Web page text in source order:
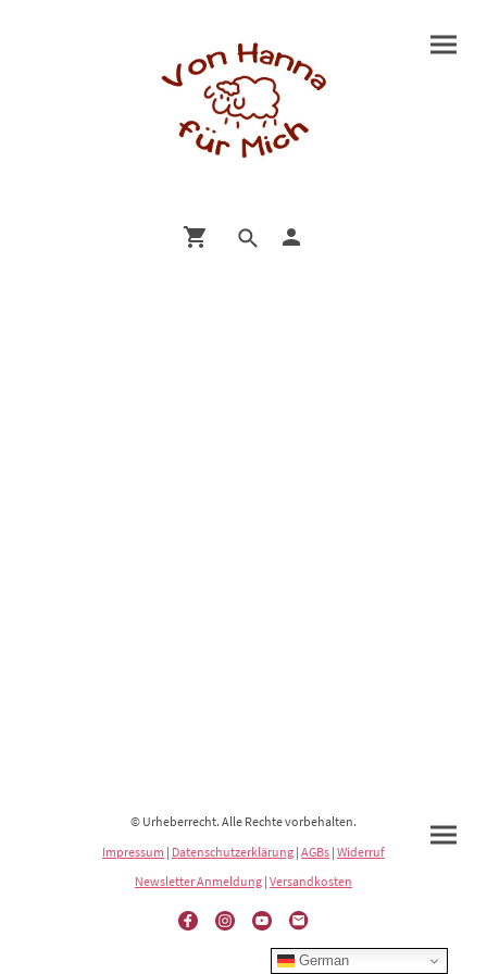
© Urheberrecht. Alle Rechte vorbehalten.
Impressum | Datenschutzerklärung | AGBs | Widerruf
Newsletter Anmeldung | Versandkosten
German